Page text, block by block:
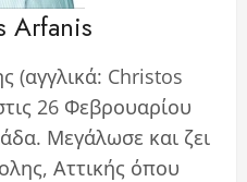
Arfanis
(αγγλικά: Christos
26 Φεβρουαρίου
Μεγάλωσε και ζει
Αττικής όπου